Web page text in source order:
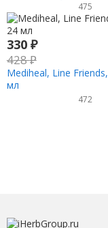
475
330 ₽
428₽
Mediheal, Line
мл
472